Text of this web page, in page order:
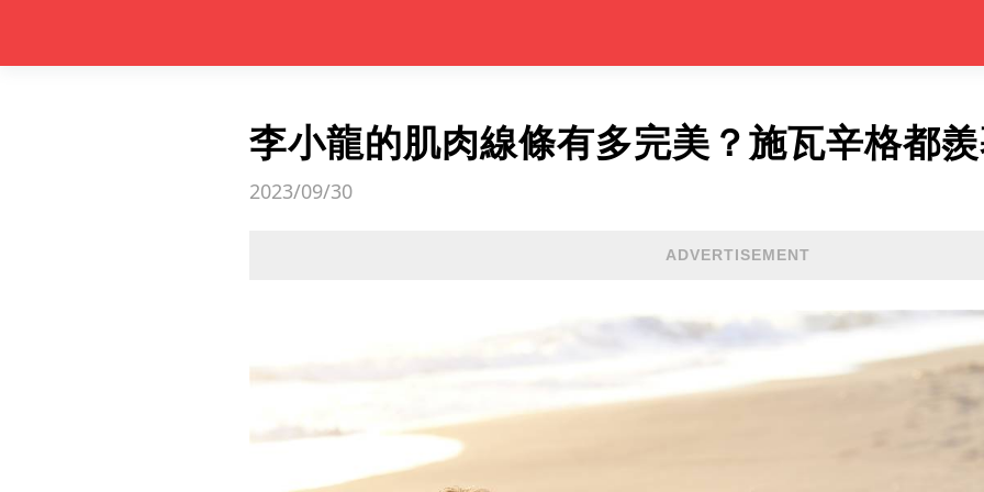
李小龍的肌肉線條有多完美？施瓦辛格都
2023/09/30
ADVERTISEMENT